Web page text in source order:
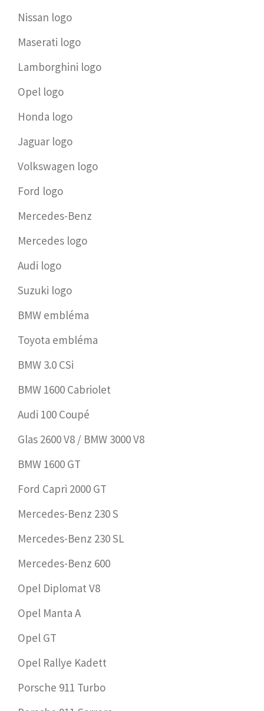
Nissan logo
Maserati logo
Lamborghini logo
Opel logo
Honda logo
Jaguar logo
Volkswagen logo
Ford logo
Mercedes-Benz
Mercedes logo
Audi logo
Suzuki logo
BMW embléma
Toyota embléma
BMW 3.0 CSi
BMW 1600 Cabriolet
Audi 100 Coupé
Glas 2600 V8 / BMW 3000 V8
BMW 1600 GT
Ford Capri 2000 GT
Mercedes-Benz 230 S
Mercedes-Benz 230 SL
Mercedes-Benz 600
Opel Diplomat V8
Opel Manta A
Opel GT
Opel Rallye Kadett
Porsche 911 Turbo